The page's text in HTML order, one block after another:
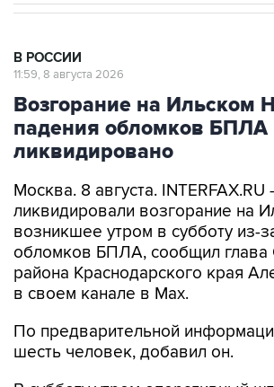
В РОССИИ
11:59, 8 августа 2026
Возгорание на Ильском
падения обломков БПЛА
ликвидировано
Москва. 8 августа.
ликвидировали возгорание на
возникшее утром в субботу из-
обломков БПЛА, сообщил глава
района Краснодарского края
в своем канале в Max.
По предварительной
шесть человек, добавил он.